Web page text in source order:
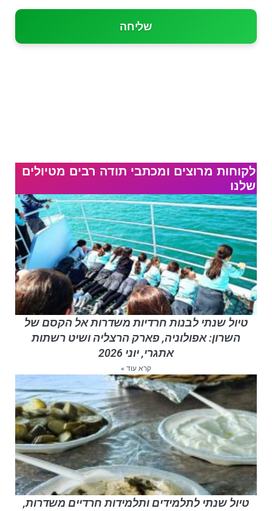
שליחה
לקוחות מרוצים ומכתבי תודה רבים מטיולים
שלנו
טיול שנתי לבנות חרדיות משדרות אל הקסם של
השרון: אפולוניה, פארק הרצליה ושיט רשתות
אתגרי, יוני 2026
קרא עוד »
טיול שנתי לתלמידים ותלמידות חרדיים משדרות,